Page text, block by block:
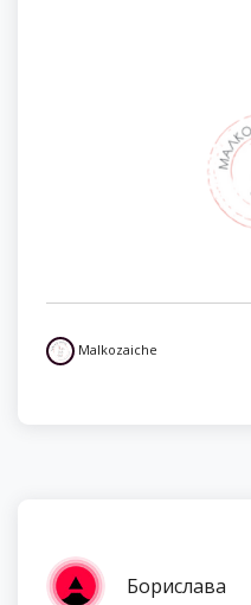
Malkozaiche
Борислава